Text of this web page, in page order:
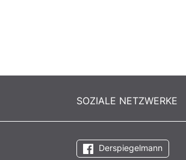
SOZIALE NETZWERKE
Derspiegelmann